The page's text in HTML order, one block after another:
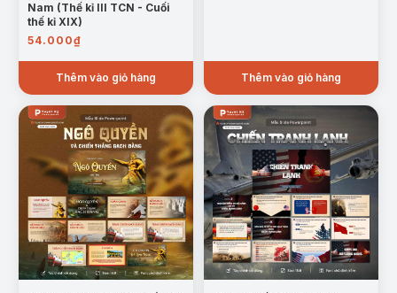
Nam (Thế kỉ III TCN - Cuối
thế kỉ XIX)
54.000₫
Thêm vào giỏ hàng Thêm vào giỏ hàng